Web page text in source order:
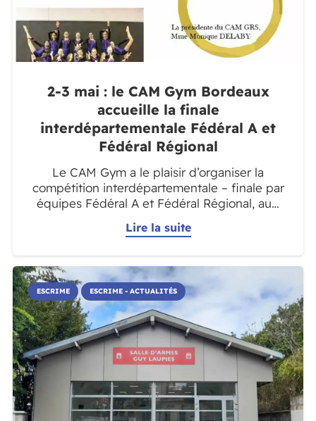
2-3 mai : le CAM Gym Bordeaux
accueille la finale
interdépartementale Fédéral A et
Fédéral Régional
Le CAM Gym a le plaisir d’organiser la
compétition interdépartementale – finale par
équipes Fédéral A et Fédéral Régional, au…
Lire la suite
ESCRIME ESCRIME - ACTUALITÉS